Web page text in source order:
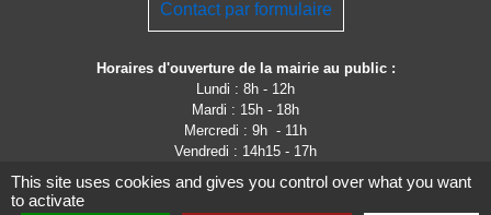
Contact par formulaire
Horaires d'ouverture de la mairie au public :
Lundi : 8h - 12h
Mardi : 15h - 18h
Mercredi : 9h - 11h
Vendredi : 14h15 - 17h
This site uses cookies and gives you control over what you want
to activate